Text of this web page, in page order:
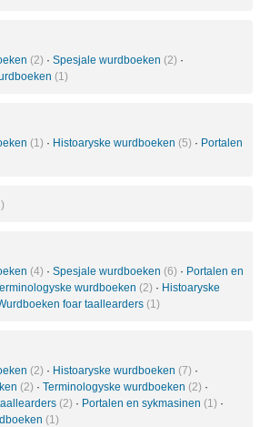
(2) · Spesjale wurdboeken (2) ·
(1)
(1) · Histoaryske wurdboeken (5) · Portalen
(4) · Spesjale wurdboeken (6) · Portalen en
wurdboeken (2) · Histoaryske
foar taallearders (1)
(2) · Histoaryske wurdboeken (7) ·
(2) · Terminologyske wurdboeken (2) ·
(2) · Portalen en sykmasinen (1) ·
(1)